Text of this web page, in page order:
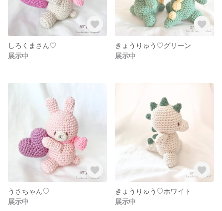
しろくまさん♡
展示中
きょうりゅう♡グリーン
展示中
うさちゃん♡
展示中
きょうりゅう♡ホワイト
展示中